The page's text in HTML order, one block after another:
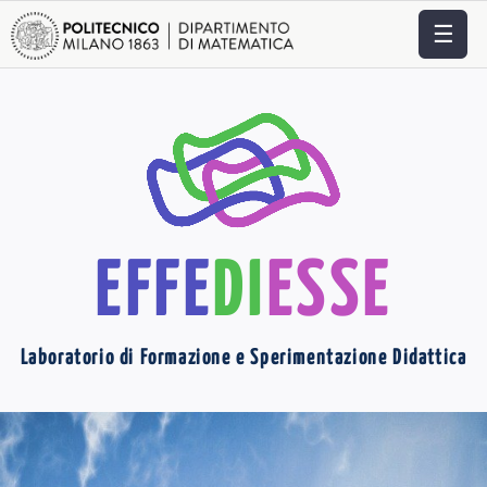
☰
EFFEDIESSE
Laboratorio di Formazione e Sperimentazione Didattica